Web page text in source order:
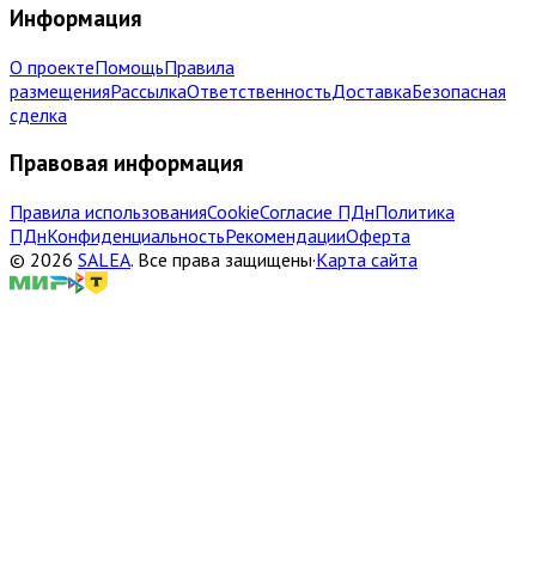
Информация
О проектеПомощьПравила
размещенияРассылкаОтветственностьДоставкаБезопасная
сделка
Правовая информация
Правила использованияCookieСогласие ПДнПолитика
ПДнКонфиденциальностьРекомендацииОферта
© 2026 SALEA. Все права защищены·Карта сайта